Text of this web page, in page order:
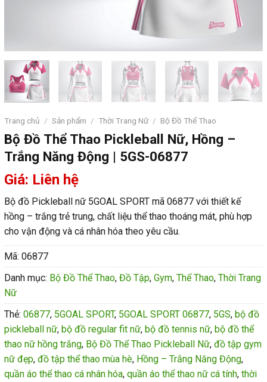
Trang chủ / Sản phẩm / Thời Trang Nữ / Bộ Đồ Thể Thao
Bộ Đồ Thể Thao Pickleball Nữ, Hồng –
Trắng Năng Động | 5GS-06877
Giá: Liên hệ
Bộ đồ Pickleball nữ 5GOAL SPORT mã 06877 với thiết kế
hồng – trắng trẻ trung, chất liệu thể thao thoáng mát, phù hợp
cho vận động và cá nhân hóa theo yêu cầu.
Mã: 06877
Danh mục: Bộ Đồ Thể Thao, Đồ Tập, Gym, Thể Thao, Thời Trang
Nữ
Thẻ: 06877, 5GOAL SPORT, 5GOAL SPORT 06877, 5GS, bộ đồ
pickleball nữ, bộ đồ regular fit nữ, bộ đồ tennis nữ, bộ đồ thể
thao nữ hồng trắng, Bộ Đồ Thể Thao Pickleball Nữ, đồ tập gym
nữ đẹp, đồ tập thể thao mùa hè, Hồng – Trắng Năng Động,
quần áo thể thao cá nhân hóa, quần áo thể thao nữ cá tính, thời